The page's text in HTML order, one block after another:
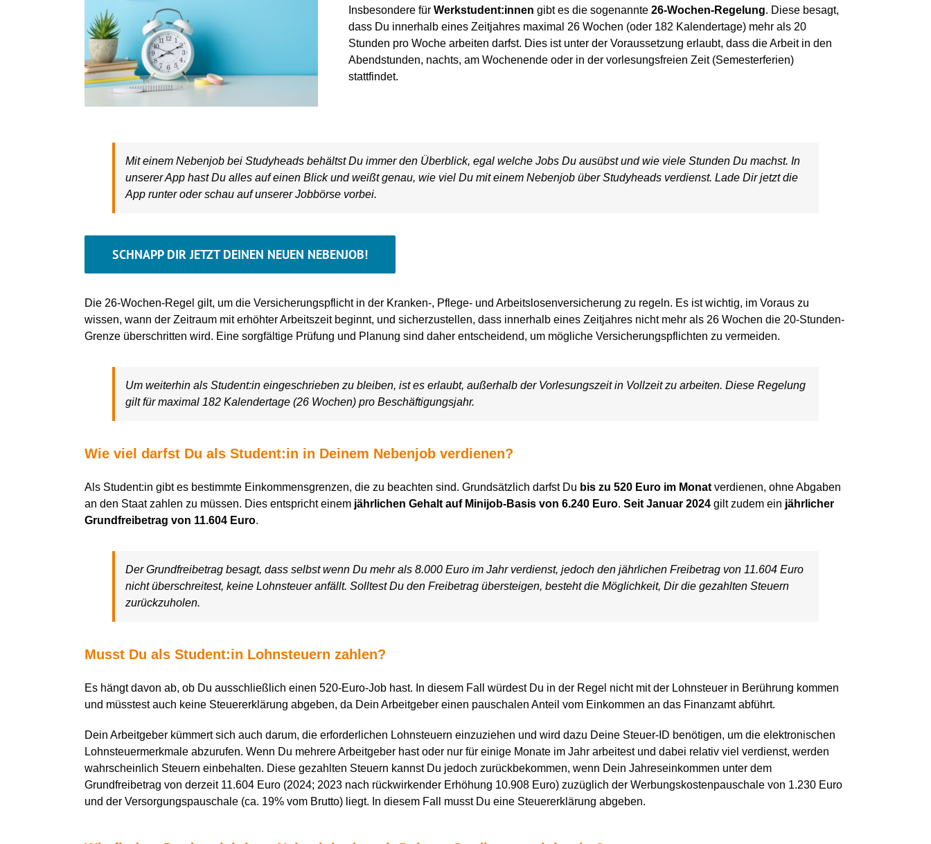
Insbesondere fürWerkstudent:innen gibt es die sogenannte26-Wochen-Regelung. Diese besagt,
dass Du innerhalb eines Zeitjahres maximal 26 Wochen (oder 182 Kalendertage) mehr als 20
Stunden pro Woche arbeiten darfst. Dies ist unter der Voraussetzung erlaubt, dass die Arbeit in den
Abendstunden, nachts, am Wochenende oder in der vorlesungsfreien Zeit (Semesterferien)
stattfindet.
Mit einem Nebenjob bei Studyheads behältst Du immer den Überblick, egal welche Jobs Du ausübst und wie viele Stunden Du machst. In
unserer App hast Du alles auf einen Blick und weißt genau, wie viel Du mit einem Nebenjob über Studyheads verdienst. Lade Dir jetzt die
App runter oder schau auf unserer Jobbörse vorbei.
SCHNAPP DIR JETZT DEINEN NEUEN NEBENJOB!
Die 26-Wochen-Regel gilt, um die Versicherungspflicht in der Kranken-, Pflege- und Arbeitslosenversicherung zu regeln. Es ist wichtig, im Voraus zu
wissen, wann der Zeitraum mit erhöhter Arbeitszeit beginnt, und sicherzustellen, dass innerhalb eines Zeitjahres nicht mehr als 26 Wochen die 20-Stunden-
Grenze überschritten wird. Eine sorgfältige Prüfung und Planung sind daher entscheidend, um mögliche Versicherungspflichten zu vermeiden.
Um weiterhin als Student:in eingeschrieben zu bleiben, ist es erlaubt, außerhalb der Vorlesungszeit in Vollzeit zu arbeiten. Diese Regelung
gilt für maximal 182 Kalendertage (26 Wochen) pro Beschäftigungsjahr.
Wie viel darfst Du als Student:in in Deinem Nebenjob verdienen?
Als Student:in gibt es bestimmte Einkommensgrenzen, die zu beachten sind. Grundsätzlich darfst Du bis zu 520 Euro im Monatverdienen, ohne Abgaben
an den Staat zahlen zu müssen. Dies entspricht einemjährlichen Gehalt auf Minijob-Basis von 6.240 Euro. Seit Januar 2024gilt zudem ein jährlicher
Grundfreibetrag von 11.604 Euro.
Der Grundfreibetrag besagt, dass selbst wenn Du mehr als 8.000 Euro im Jahr verdienst, jedoch den jährlichen Freibetrag von 11.604 Euro
nicht überschreitest, keine Lohnsteuer anfällt. Solltest Du den Freibetrag übersteigen, besteht die Möglichkeit, Dir die gezahlten Steuern
zurückzuholen.
Musst Du als Student:in Lohnsteuern zahlen?
Es hängt davon ab, ob Du ausschließlich einen 520-Euro-Job hast. In diesem Fall würdest Du in der Regel nicht mit der Lohnsteuer in Berührung kommen
und müsstest auch keine Steuererklärung abgeben, da Dein Arbeitgeber einen pauschalen Anteil vom Einkommen an das Finanzamt abführt.
Dein Arbeitgeber kümmert sich auch darum, die erforderlichen Lohnsteuern einzuziehen und wird dazu Deine Steuer-ID benötigen, um die elektronischen
Lohnsteuermerkmale abzurufen. Wenn Du mehrere Arbeitgeber hast oder nur für einige Monate im Jahr arbeitest und dabei relativ viel verdienst, werden
wahrscheinlich Steuern einbehalten. Diese gezahlten Steuern kannst Du jedoch zurückbekommen, wenn Dein Jahreseinkommen unter dem
Grundfreibetrag von derzeit 11.604 Euro (2024; 2023 nach rückwirkender Erhöhung 10.908 Euro) zuzüglich der Werbungskostenpauschale von 1.230 Euro
und der Versorgungspauschale (ca. 19% vom Brutto) liegt. In diesem Fall musst Du eine Steuererklärung abgeben.